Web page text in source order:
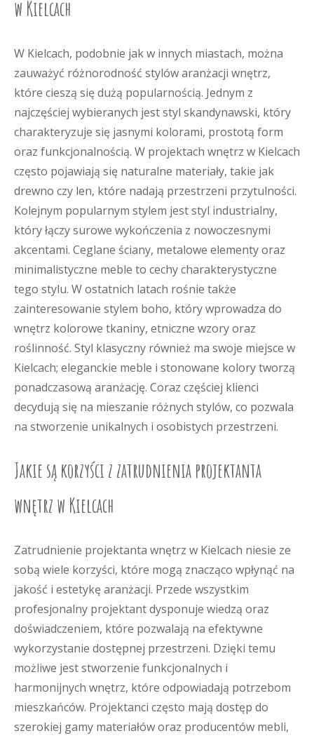
w Kielcach
W Kielcach, podobnie jak w innych miastach, można
zauważyć różnorodność stylów aranżacji wnętrz,
które cieszą się dużą popularnością. Jednym z
najczęściej wybieranych jest styl skandynawski, który
charakteryzuje się jasnymi kolorami, prostotą form
oraz funkcjonalnością. W projektach wnętrz w Kielcach
często pojawiają się naturalne materiały, takie jak
drewno czy len, które nadają przestrzeni przytulności.
Kolejnym popularnym stylem jest styl industrialny,
który łączy surowe wykończenia z nowoczesnymi
akcentami. Ceglane ściany, metalowe elementy oraz
minimalistyczne meble to cechy charakterystyczne
tego stylu. W ostatnich latach rośnie także
zainteresowanie stylem boho, który wprowadza do
wnętrz kolorowe tkaniny, etniczne wzory oraz
roślinność. Styl klasyczny również ma swoje miejsce w
Kielcach; eleganckie meble i stonowane kolory tworzą
ponadczasową aranżację. Coraz częściej klienci
decydują się na mieszanie różnych stylów, co pozwala
na stworzenie unikalnych i osobistych przestrzeni.
Jakie są korzyści z zatrudnienia projektanta
wnętrz w Kielcach
Zatrudnienie projektanta wnętrz w Kielcach niesie ze
sobą wiele korzyści, które mogą znacząco wpłynąć na
jakość i estetykę aranżacji. Przede wszystkim
profesjonalny projektant dysponuje wiedzą oraz
doświadczeniem, które pozwalają na efektywne
wykorzystanie dostępnej przestrzeni. Dzięki temu
możliwe jest stworzenie funkcjonalnych i
harmonijnych wnętrz, które odpowiadają potrzebom
mieszkańców. Projektanci często mają dostęp do
szerokiej gamy materiałów oraz producentów mebli,